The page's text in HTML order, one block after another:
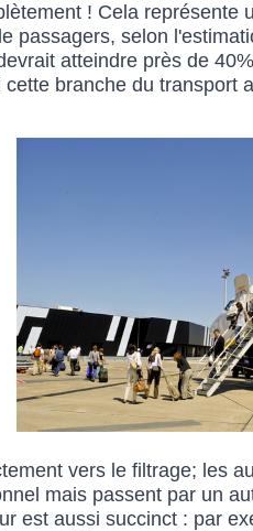
! Cela représente
passagers, selon
atteindre près de
branche du transport
vers le filtrage; les
mais passent par un
est aussi succinct : par